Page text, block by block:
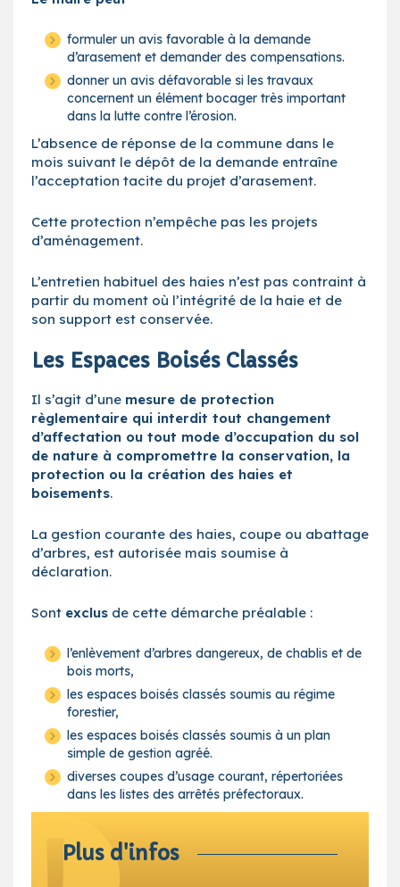
formuler un avis favorable à la demande
d’arasement et demander des compensations.
donner un avis défavorable si les travaux
concernent un élément bocager très important
dans la lutte contre l’érosion.
L’absence de réponse de la commune dans le
mois suivant le dépôt de la demande entraîne
l’acceptation tacite du projet d’arasement.
Cette protection n’empêche pas les projets
d’aménagement.
L’entretien habituel des haies n’est pas contraint à
partir du moment où l’intégrité de la haie et de
son support est conservée.
Les Espaces Boisés Classés
Il s’agit d’une mesure de protection
règlementaire qui interdit tout changement
d’affectation ou tout mode d’occupation du sol
de nature à compromettre la conservation, la
protection ou la création des haies et
boisements.
La gestion courante des haies, coupe ou abattage
d’arbres, est autorisée mais soumise à
déclaration.
Sont exclus de cette démarche préalable :
l’enlèvement d’arbres dangereux, de chablis et de
bois morts,
les espaces boisés classés soumis au régime
forestier,
les espaces boisés classés soumis à un plan
simple de gestion agréé.
diverses coupes d’usage courant, répertoriées
dans les listes des arrêtés préfectoraux.
Plus d'infos